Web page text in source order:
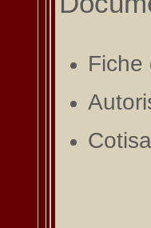
Fiche